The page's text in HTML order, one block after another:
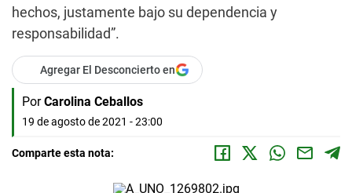
hechos, justamente bajo su dependencia y
responsabilidad”.
Agregar El Desconcierto en
Por Carolina Ceballos
19 de agosto de 2021 - 23:00
Comparte esta nota: